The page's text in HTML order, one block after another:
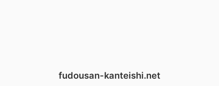
fudousan-kanteishi.net